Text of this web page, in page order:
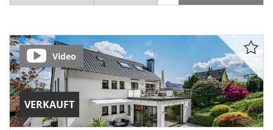
VERKAUFT
Video